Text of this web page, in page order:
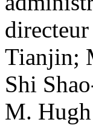
Tianjin;
Shi
M.